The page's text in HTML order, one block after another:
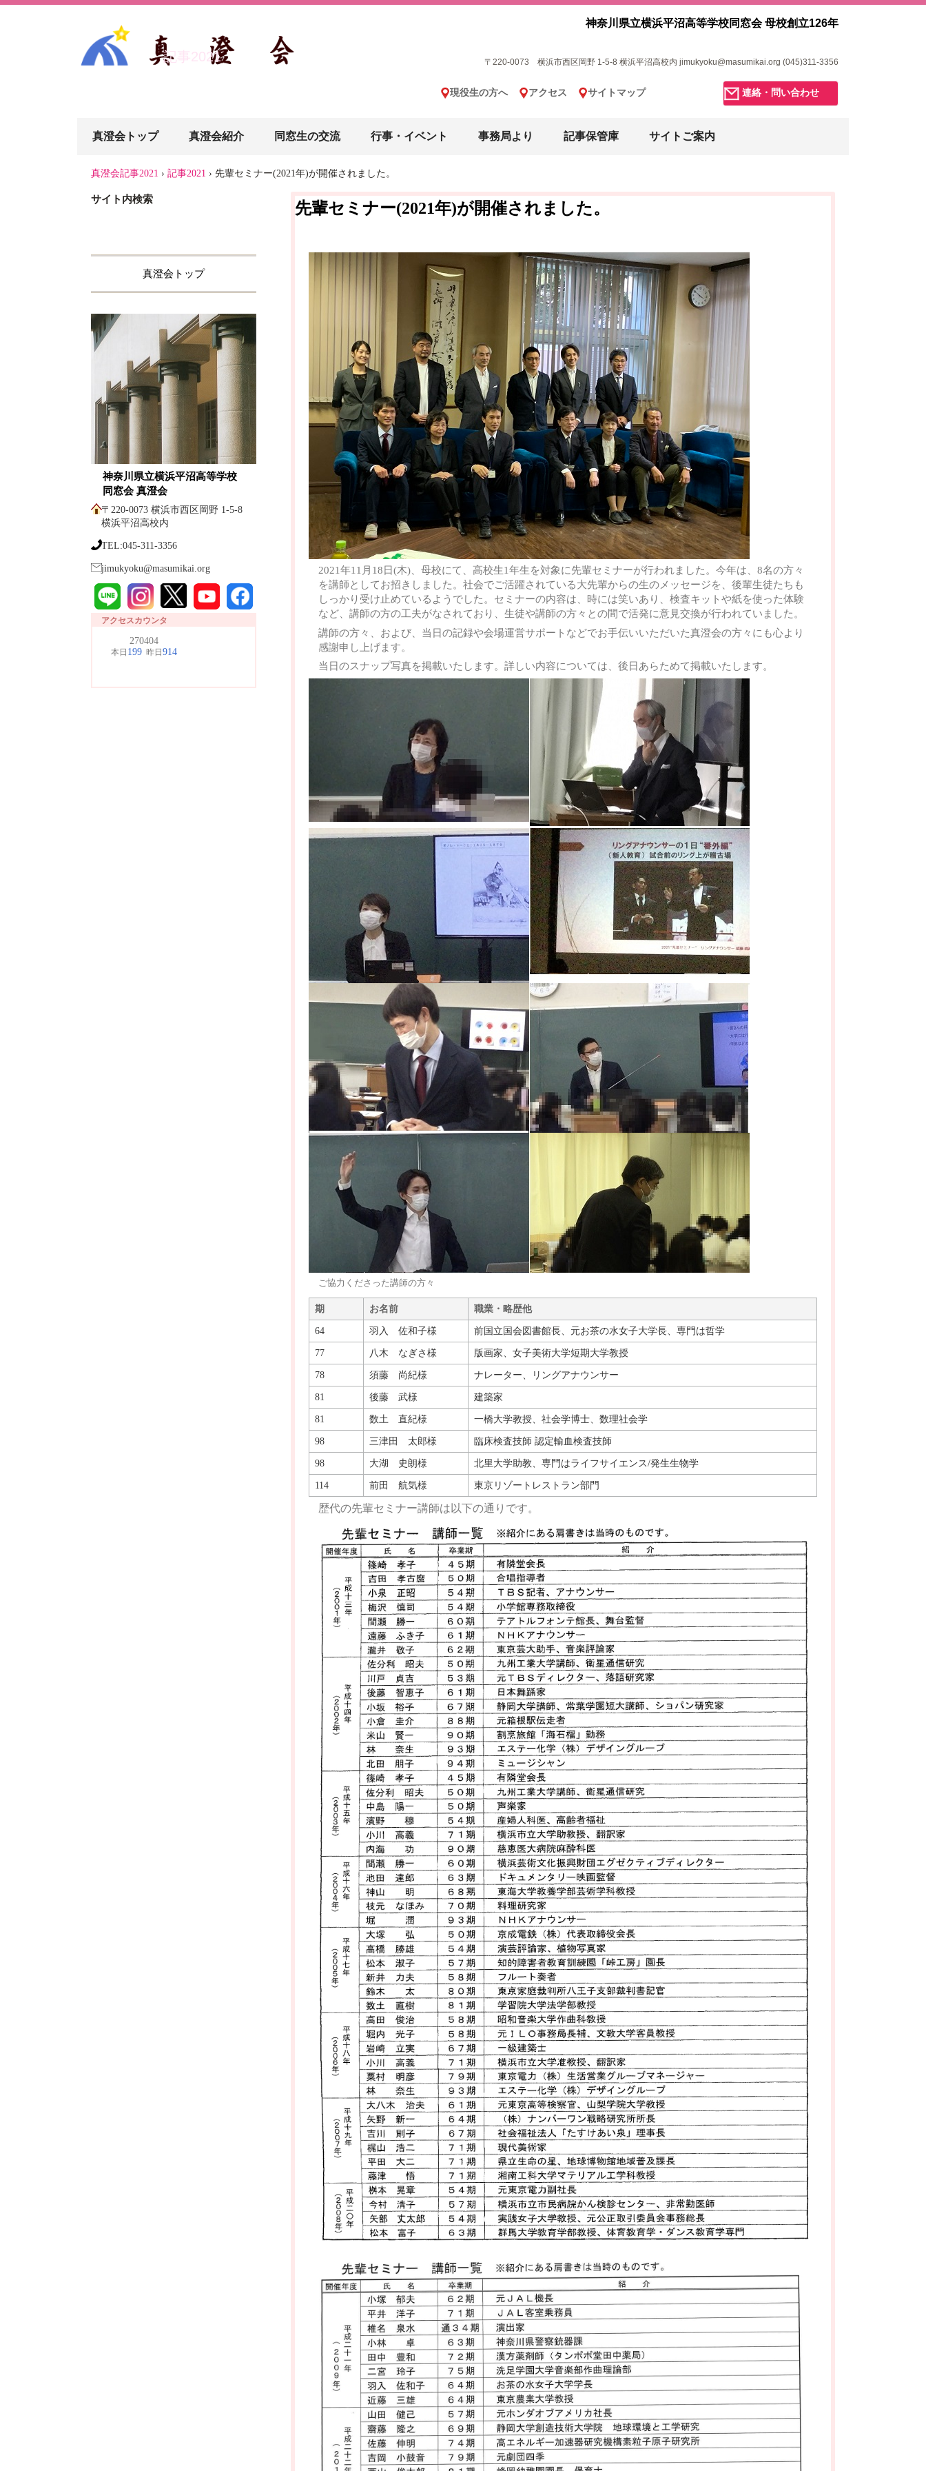
記事2021
神奈川県立横浜平沼高等学校同窓会 母校創立126年
〒220-0073 横浜市西区岡野 1-5-8 横浜平沼高校内 jimukyoku@masumikai.org (045)311-3356
連絡・問い合わせ
現役生の方へ アクセス サイトマップ
真澄会トップ 真澄会紹介 同窓生の交流 行事・イベント 事務局より 記事保管庫 サイトご案内
真澄会記事2021 › 記事2021 › 先輩セミナー(2021年)が開催されました。
先輩セミナー(2021年)が開催されました。
2021年11月18日(木)、母校にて、高校生1年生を対象に先輩セミナーが行われました。今年は、8名の方々
を講師としてお招きしました。社会でご活躍されている大先輩からの生のメッセージを、後輩生徒たちも
しっかり受け止めているようでした。セミナーの内容は、時には笑いあり、検査キットや紙を使った体験
など、講師の方の工夫がなされており、生徒や講師の方々との間で活発に意見交換が行われていました。
講師の方々、および、当日の記録や会場運営サポートなどでお手伝いいただいた真澄会の方々にも心より
感謝申し上げます。
当日のスナップ写真を掲載いたします。詳しい内容については、後日あらためて掲載いたします。
ご協力くださった講師の方々
期 お名前 職業・略歴他
64 羽入 佐和子様 前国立国会図書館長、元お茶の水女子大学長、専門は哲学
77 八木 なぎさ様 版画家、女子美術大学短期大学教授
78 須藤 尚紀様 ナレーター、リングアナウンサー
81 後藤 武様 建築家
81 数土 直紀様 一橋大学教授、社会学博士、数理社会学
98 三津田 太郎様 臨床検査技師 認定輸血検査技師
98 大湖 史朗様 北里大学助教、専門はライフサイエンス/発生生物学
114 前田 航気様 東京リゾートレストラン部門
歴代の先輩セミナー講師は以下の通りです。
サイト内検索
真澄会トップ
神奈川県立横浜平沼高等学校
同窓会 真澄会
〒220-0073 横浜市西区岡野 1-5-8
横浜平沼高校内
TEL:045-311-3356
jimukyoku@masumikai.org
アクセスカウンタ